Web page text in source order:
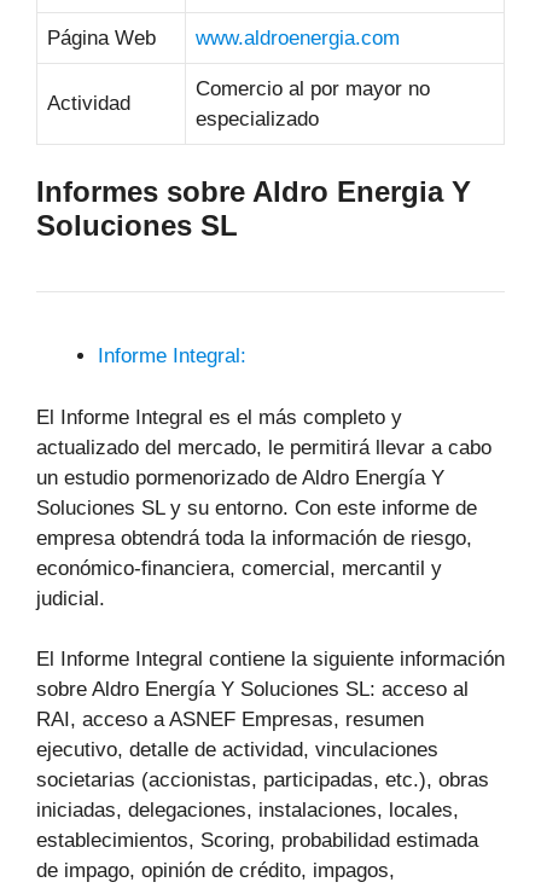
Página Web www.aldroenergia.com
Actividad
Comercio al por mayor no
especializado
Informes sobre Aldro Energia Y
Soluciones SL
Informe Integral:
El Informe Integral es el más completo y
actualizado del mercado, le permitirá llevar a cabo
un estudio pormenorizado de Aldro Energía Y
Soluciones SL y su entorno. Con este informe de
empresa obtendrá toda la información de riesgo,
económico-financiera, comercial, mercantil y
judicial.
El Informe Integral contiene la siguiente información
sobre Aldro Energía Y Soluciones SL: acceso al
RAI, acceso a ASNEF Empresas, resumen
ejecutivo, detalle de actividad, vinculaciones
societarias (accionistas, participadas, etc.), obras
iniciadas, delegaciones, instalaciones, locales,
establecimientos, Scoring, probabilidad estimada
de impago, opinión de crédito, impagos,